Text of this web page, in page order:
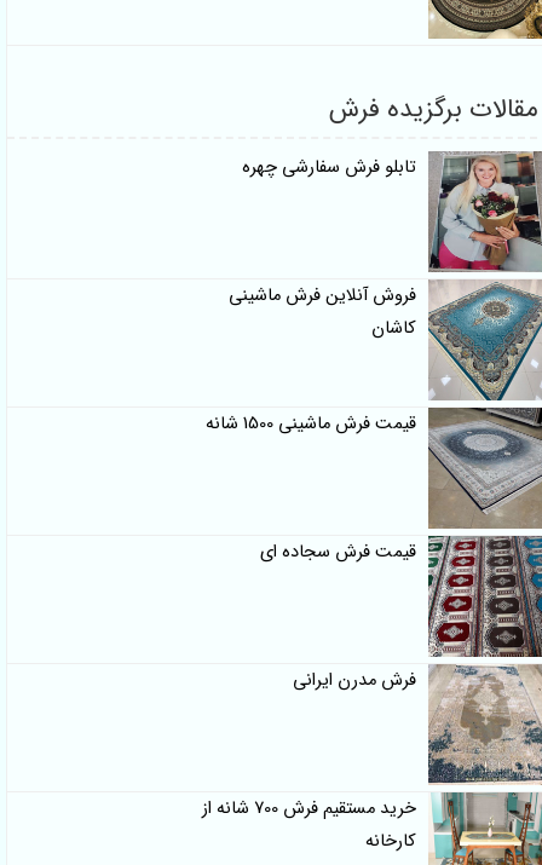
مقالات برگزیده فرش
تابلو فرش سفارشی چهره
فروش آنلاین فرش ماشینی
کاشان
قیمت فرش ماشینی 1500 شانه
قیمت فرش سجاده ای
فرش مدرن ایرانی
خرید مستقیم فرش 700 شانه از
کارخانه